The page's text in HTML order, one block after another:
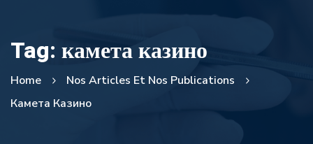
Tag: камета казино
Home
Nos Articles Et Nos Publications
Камета Казино